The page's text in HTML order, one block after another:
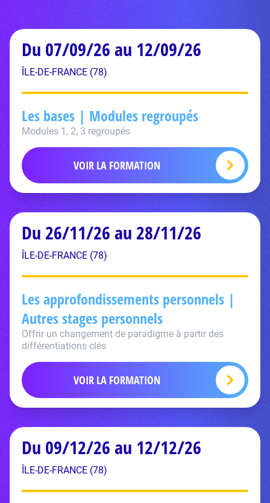
Du 07/09/26 au 12/09/26
ÎLE-DE-FRANCE (78)
Les bases | Modules regroupés
Modules 1, 2, 3 regroupés
VOIR LA FORMATION
Du 26/11/26 au 28/11/26
ÎLE-DE-FRANCE (78)
Les approfondissements personnels |
Autres stages personnels
Offrir un changement de paradigme à partir des
différentiations clés
VOIR LA FORMATION
Du 09/12/26 au 12/12/26
ÎLE-DE-FRANCE (78)